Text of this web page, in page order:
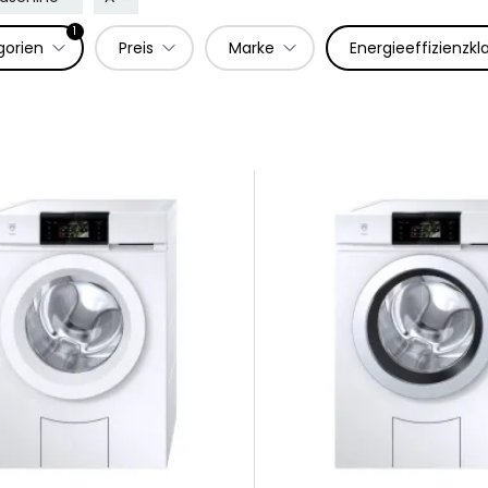
1
Preis Marke